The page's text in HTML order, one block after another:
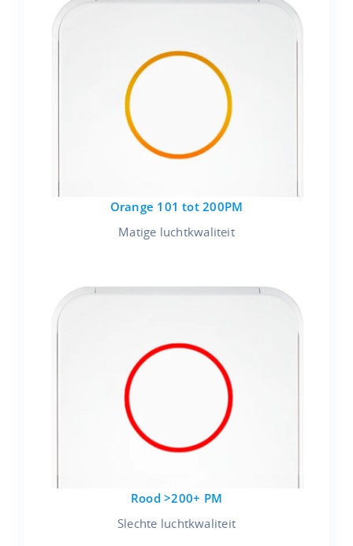
Orange 101 tot 200PM
Matige luchtkwaliteit
Rood >200+ PM
Slechte luchtkwaliteit